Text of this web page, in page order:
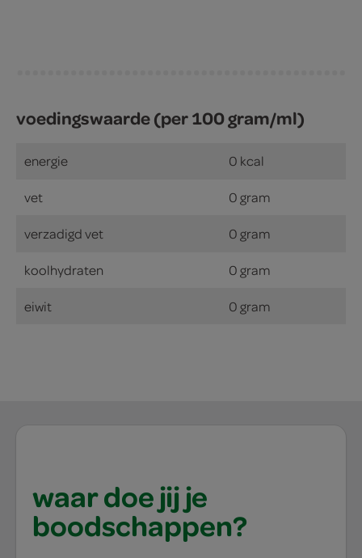
voedingswaarde (per 100 gram/ml)
energie 0 kcal
vet 0 gram
verzadigd vet 0 gram
koolhydraten 0 gram
eiwit 0 gram
waar doe jij je
boodschappen?